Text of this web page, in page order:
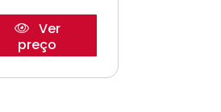
Ver
preço